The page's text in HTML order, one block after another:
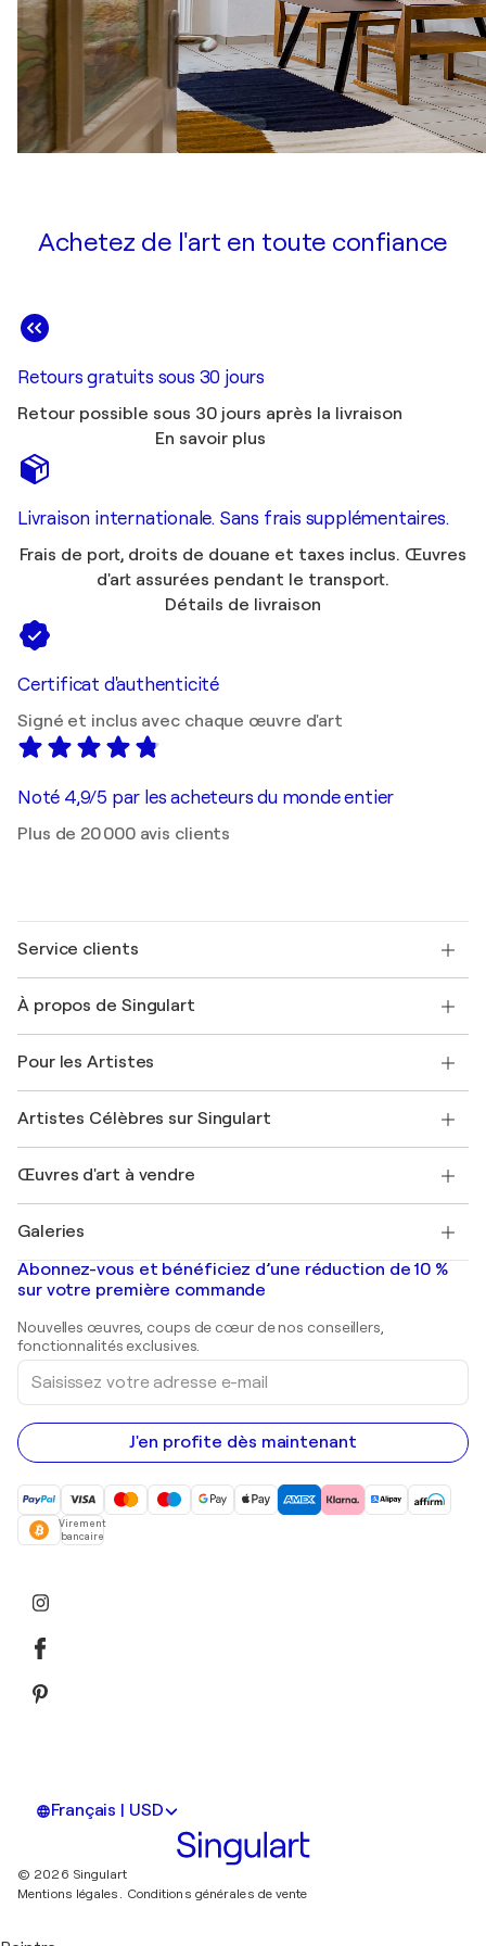
Achetez de l'art en toute confiance
Retours gratuits sous 30 jours
Retour possible sous 30 jours après la livraison
En savoir plus
Livraison internationale. Sans frais supplémentaires.
Frais de port, droits de douane et taxes inclus. Œuvres
d'art assurées pendant le transport.
Détails de livraison
Certificat d'authenticité
Signé et inclus avec chaque œuvre d'art
Noté 4,9/5 par les acheteurs du monde entier
Plus de 20 000 avis clients
Service clients
Expédition
Offrir une carte cadeau
Rejoignez notre programme commercial
Mon compte
+33 1 76 44 06 42
À propos de Singulart
FAQ
Magazine Singulart
Emplois
Découvrez une sélection d'art original
Pour les Artistes
Se connecter en tant qu'Artiste
Artistes Célèbres sur Singulart
Marc Chagall
Banksy
Mr. Brainwash
Shepard Fairey
Œuvres d'art à vendre
Tableaux abstraits à vendre
Peintures de paysage
Estampes
Peintures acryliques
Galeries
Galeries d'art en France
Galeries d'art en Belgique
Abonnez-vous et bénéficiez d’une réduction de 10 %
sur votre première commande
Nouvelles œuvres, coups de cœur de nos conseillers,
fonctionnalités exclusives.
Saisissez
votre
adresse
e-
mail
J'en profite dès maintenant
Virement
bancaire
Français | USD
© 2026 Singulart
Mentions légales. Conditions générales de vente